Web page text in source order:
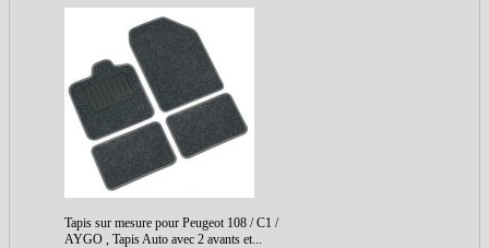
Tapis sur mesure pour Peugeot 108 / C1 /
AYGO , Tapis Auto avec 2 avants et...